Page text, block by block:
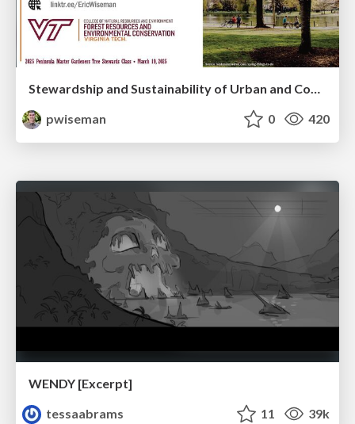
Stewardship and Sustainability of Urban and Community Forests
pwiseman
0 420
WENDY [Excerpt]
tessaabrams
11 39k